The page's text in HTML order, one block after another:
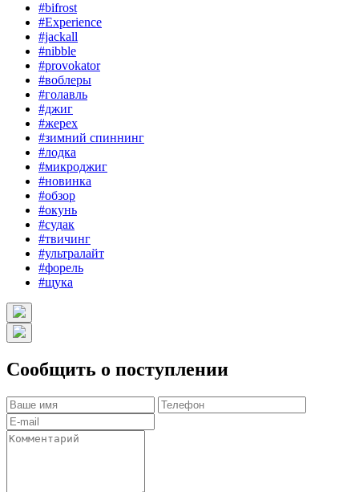
#bifrost
#Experience
#jackall
#nibble
#provokator
#воблеры
#голавль
#джиг
#жерех
#зимний спиннинг
#лодка
#микроджиг
#новинка
#обзор
#окунь
#судак
#твичинг
#ультралайт
#форель
#щука
Сообщить о поступлении